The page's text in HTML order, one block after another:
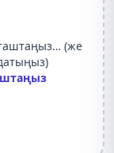
(же